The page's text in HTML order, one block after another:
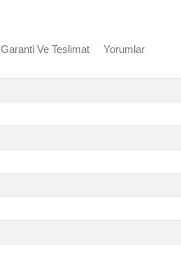
Garanti Ve Teslimat Yorumlar